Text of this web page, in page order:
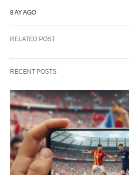
8 AY AGO
RELATED POST
RECENT POSTS